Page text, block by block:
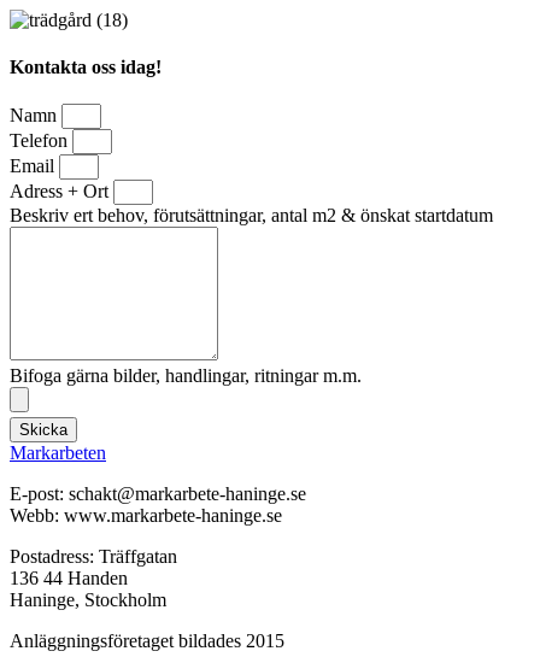
Kontakta oss idag!
Namn
Telefon
Email
Adress + Ort
Beskriv ert behov, förutsättningar, antal m2 & önskat startdatum
Bifoga gärna bilder, handlingar, ritningar m.m.
Skicka
Markarbeten
E-post: schakt@markarbete-haninge.se
Webb: www.markarbete-haninge.se
Postadress: Träffgatan
136 44 Handen
Haninge, Stockholm
Anläggningsföretaget bildades 2015